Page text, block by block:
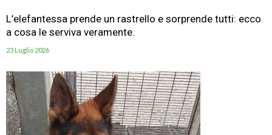
L’elefantessa prende un rastrello e sorprende tutti: ecco
a cosa le serviva veramente.
23 Luglio 2026